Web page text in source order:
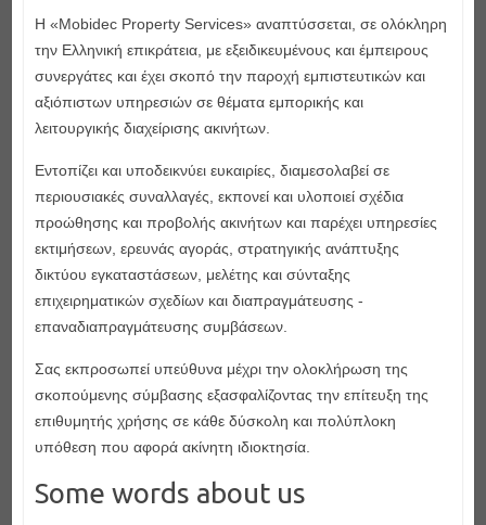
H «Mobidec Property Services» αναπτύσσεται, σε ολόκληρη
την Ελληνική επικράτεια, με εξειδικευμένους και έμπειρους
συνεργάτες και έχει σκοπό την παροχή εμπιστευτικών και
αξιόπιστων υπηρεσιών σε θέματα εμπορικής και
λειτουργικής διαχείρισης ακινήτων.
Εντοπίζει και υποδεικνύει ευκαιρίες, διαμεσολαβεί σε
περιουσιακές συναλλαγές, εκπονεί και υλοποιεί σχέδια
προώθησης και προβολής ακινήτων και παρέχει υπηρεσίες
εκτιμήσεων, ερευνάς αγοράς, στρατηγικής ανάπτυξης
δικτύου εγκαταστάσεων, μελέτης και σύνταξης
επιχειρηματικών σχεδίων και διαπραγμάτευσης ­
επαναδιαπραγμάτευσης συμβάσεων.
Σας εκπροσωπεί υπεύθυνα μέχρι την ολοκλήρωση της
σκοπούμενης σύμβασης εξασφαλίζοντας την επίτευξη της
επιθυμητής χρήσης σε κάθε δύσκολη και πολύπλοκη
υπόθεση που αφορά ακίνητη ιδιοκτησία.
Some words about us